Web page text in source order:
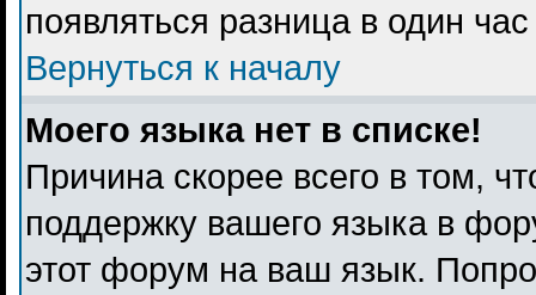
появляться разница в один
Вернуться к началу
Моего языка нет в списке!
Причина скорее всего в том,
поддержку вашего языка в
этот форум на ваш язык.